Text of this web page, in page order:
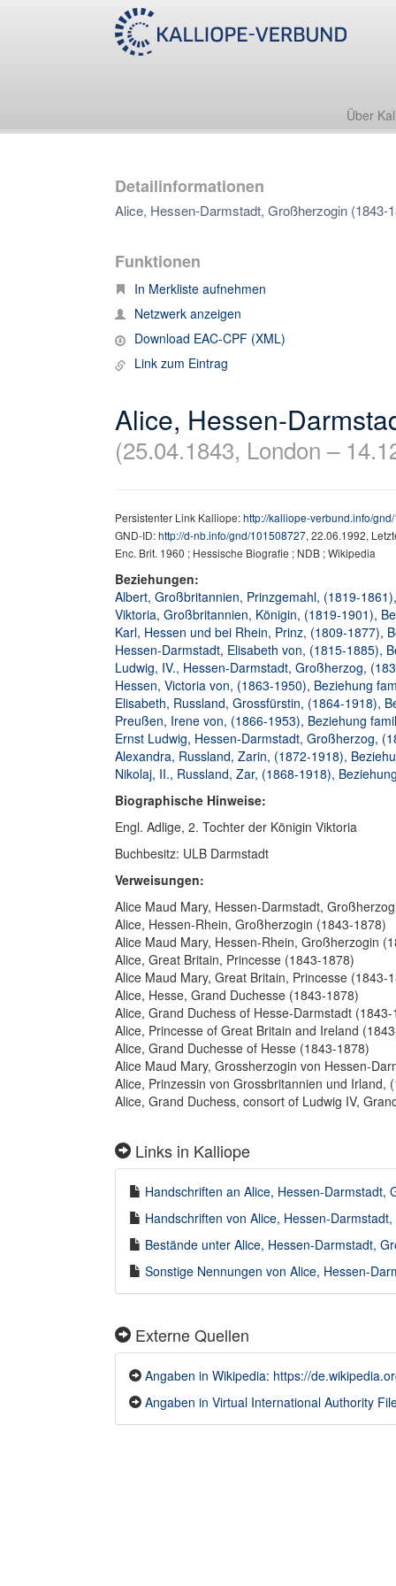
Über
Detailinformationen
Alice, Hessen-Darmstadt, Großherzogin (1843-
Funktionen
In Merkliste aufnehmen
Netzwerk anzeigen
Download EAC-CPF (XML)
Link zum Eintrag
Alice, Hessen-
(25.04.1843, London –
Persistenter Link Kalliope:http://kalliope-verbund.info/
GND-ID:http://d-nb.info/gnd/101508727, 22.06.1992,
Enc. Brit. 1960 ; Hessische Biografie ; NDB ; Wikipedia
Beziehungen:
Albert, Großbritannien, Prinzgemahl, (1819-
Viktoria, Großbritannien, Königin, (1819-1901),
Karl, Hessen und bei Rhein, Prinz, (1809-1877),
Hessen-Darmstadt, Elisabeth von, (1815-1885),
Ludwig, IV., Hessen-Darmstadt, Großherzog,
Hessen, Victoria von, (1863-1950), Beziehung
Elisabeth, Russland, Grossfürstin, (1864-1918),
Preußen, Irene von, (1866-1953), Beziehung
Ernst Ludwig, Hessen-Darmstadt, Großherzog,
Alexandra, Russland, Zarin, (1872-1918),
Nikolaj, II., Russland, Zar, (1868-1918),
Biographische Hinweise:
Engl. Adlige, 2. Tochter der Königin Viktoria
Buchbesitz: ULB Darmstadt
Verweisungen:
Alice Maud Mary, Hessen-Darmstadt,
Alice, Hessen-Rhein, Großherzogin (1843-1878)
Alice Maud Mary, Hessen-Rhein, Großherzogin
Alice, Great Britain, Princesse (1843-1878)
Alice Maud Mary, Great Britain, Princesse (1843-
Alice, Hesse, Grand Duchesse (1843-1878)
Alice, Grand Duchess of Hesse-Darmstadt
Alice, Princesse of Great Britain and Ireland
Alice, Grand Duchesse of Hesse (1843-1878)
Alice Maud Mary, Grossherzogin von Hessen-
Alice, Prinzessin von Grossbritannien und Irland,
Alice, Grand Duchess, consort of Ludwig IV,
Links in Kalliope
Handschriften an Alice, Hessen-
Handschriften von Alice, Hessen-
Bestände unter Alice, Hessen-Darmstadt,
Sonstige Nennungen von Alice, Hessen-
Externe Quellen
Angaben in Wikipedia: https://
Angaben in Virtual International Authority